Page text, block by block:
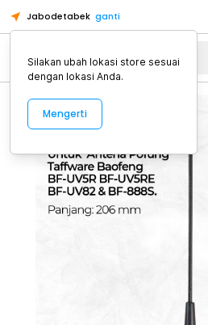
Jabodetabek ganti
Alat Kopi
Silakan ubah lokasi store sesuai
dengan lokasi Anda.
Mengerti